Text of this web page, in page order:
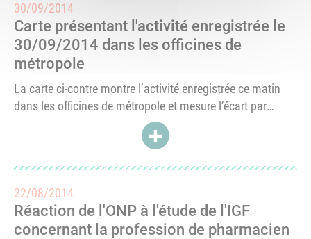
30/09/2014
Carte présentant l'activité enregistrée le
30/09/2014 dans les officines de
métropole
La carte ci-contre montre l’activité enregistrée ce matin
dans les officines de métropole et mesure l’écart par
rapport à un jour normal en nombre de dispensations aux
patients.Au niveau national (hors DOM du fait du
ACCÉDER À CARTE
22/08/2014
Réaction de l'ONP à l'étude de l'IGF
concernant la profession de pharmacien